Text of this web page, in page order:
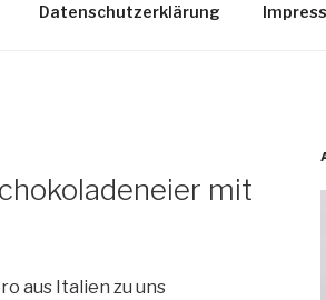
Datenschutzerklärung
mit
aus Italien zu uns